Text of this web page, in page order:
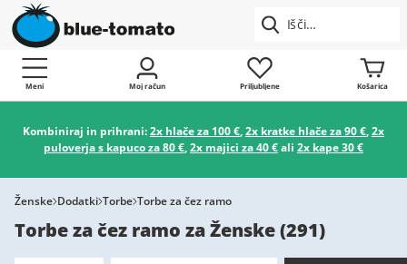
Meni Moj račun Priljubljene Košarica
Kombiniraj in prihrani:2x hlače za 100 €,2x kratke hlače za 90 €,2x
puloverja s kapuco za 80 €,2x majici za 40 €ali 2x kape 30 €
Ženske Dodatki Torbe Torbe za čez ramo
Torbe za čez ramo za Ženske(291)